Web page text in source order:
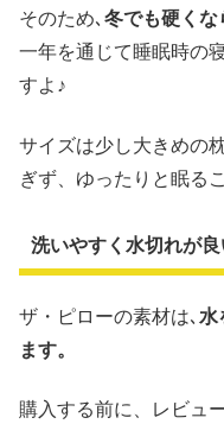
そのため､ 冬でも硬くな
一年を通じて睡眠時の
すよ♪
サイズは少し大きめの
ぎず、ゆったりと眠る
洗いやすく水切れが良
ザ・ピローの素材は､ 水
ます。
購入する前に、レビュ